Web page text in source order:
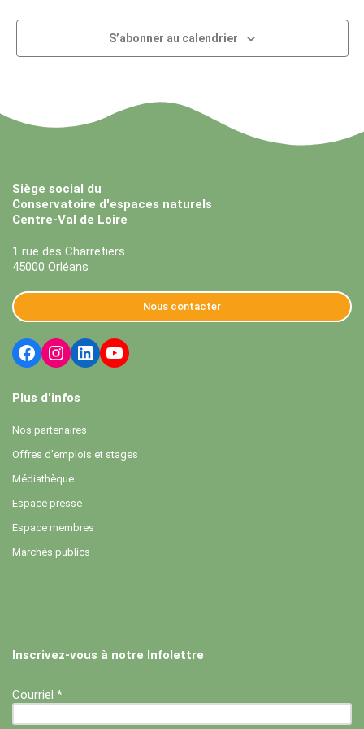
S’abonner au calendrier
Siège social du
Conservatoire d'espaces naturels
Centre-Val de Loire
1 rue des Charretiers
45000 Orléans
Nous contacter
Plus d'infos
Nos partenaires
Offres d’emplois et stages
Médiathèque
Espace presse
Espace membres
Marchés publics
Inscrivez-vous à notre Infolettre
Courriel *